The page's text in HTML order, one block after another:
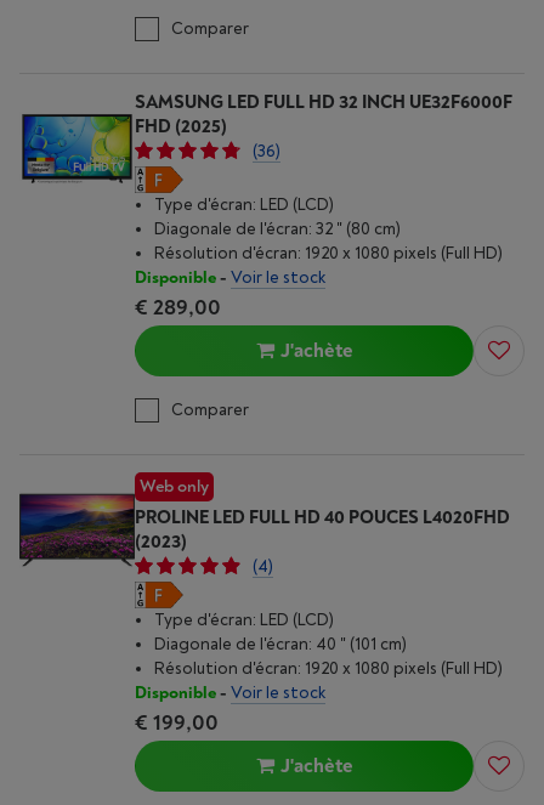
Comparer
SAMSUNG LED FULL HD 32 INCH UE32F6000F
FHD (2025)
(36)
Type d'écran: LED (LCD)
Diagonale de l'écran: 32 " (80 cm)
Résolution d'écran: 1920 x 1080 pixels (Full HD)
Disponible- Voir le stock
€ 289,00
J'achète
Comparer
Web only
PROLINE LED FULL HD 40 POUCES L4020FHD
(2023)
(4)
Type d'écran: LED (LCD)
Diagonale de l'écran: 40 " (101 cm)
Résolution d'écran: 1920 x 1080 pixels (Full HD)
Disponible- Voir le stock
€ 199,00
J'achète